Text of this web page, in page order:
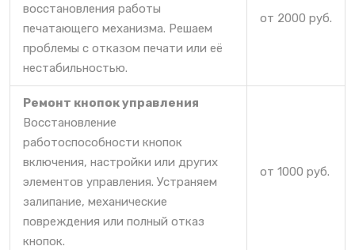
восстановления работы
печатающего механизма. Решаем
проблемы с отказом печати или её
нестабильностью.
от 2000 руб.
Ремонт кнопок управления
Восстановление
работоспособности кнопок
включения, настройки или других
элементов управления. Устраняем
залипание, механические
повреждения или полный отказ
кнопок.
от 1000 руб.